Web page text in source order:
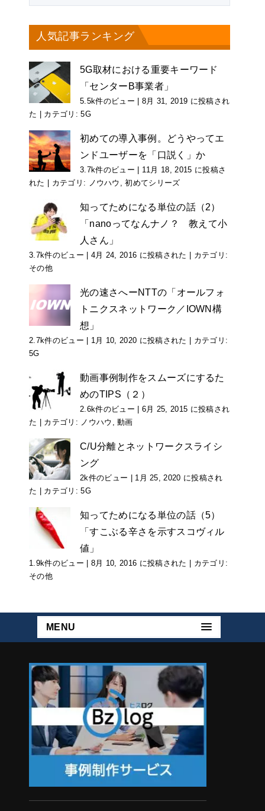
人気記事ランキング
5G取材における重要キーワード
「センターB事業者」
5.5k件のビュー
8月 31, 2019 に投稿され
た
カテゴリ:5G
初めての導入事例。どうやってエ
ンドユーザーを「口説く」か
3.7k件のビュー
11月 18, 2015 に投稿さ
れた
カテゴリ: ノウハウ ,初めてシリーズ
知ってためになる単位の話（2）
「nanoってなんナノ？ 教えて小
人さん」
3.7k件のビュー 4月 24, 2016 に投稿された
カテゴリ:
その他
光の速さへーNTTの「オールフォ
トニクスネットワーク／IOWN構
想」
2.7k件のビュー 1月 10, 2020 に投稿された
カテゴリ:
5G
動画事例制作をスムーズにするた
めのTIPS（２）
2.6k件のビュー
6月 25, 2015 に投稿され
た
カテゴリ: ノウハウ ,動画
C/U分離とネットワークスライシ
ング
2k件のビュー
1月 25, 2020 に投稿され
た
カテゴリ:5G
知ってためになる単位の話（5）
「すこぶる辛さを示すスコヴィル
値」
1.9k件のビュー 8月 10, 2016 に投稿された
カテゴリ:
その他
MENU